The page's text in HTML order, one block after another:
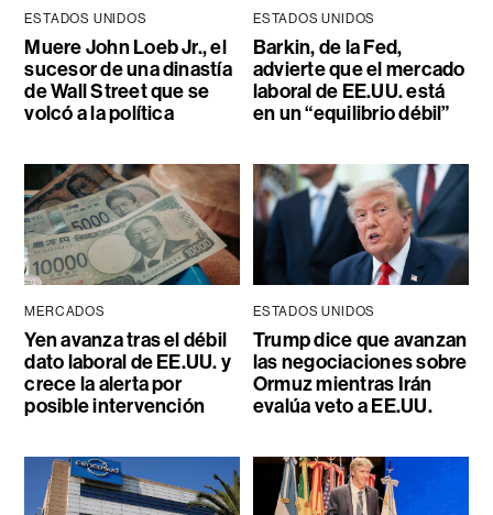
ESTADOS UNIDOS
Muere John Loeb Jr., el
sucesor de una dinastía
de Wall Street que se
volcó a la política
ESTADOS UNIDOS
Barkin, de la Fed,
advierte que el mercado
laboral de EE.UU. está
en un “equilibrio débil”
MERCADOS
Yen avanza tras el débil
dato laboral de EE.UU. y
crece la alerta por
posible intervención
ESTADOS UNIDOS
Trump dice que avanzan
las negociaciones sobre
Ormuz mientras Irán
evalúa veto a EE.UU.